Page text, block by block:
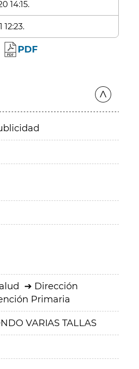
14:15.
PDF
Dirección
Primaria
VARIAS TALLAS